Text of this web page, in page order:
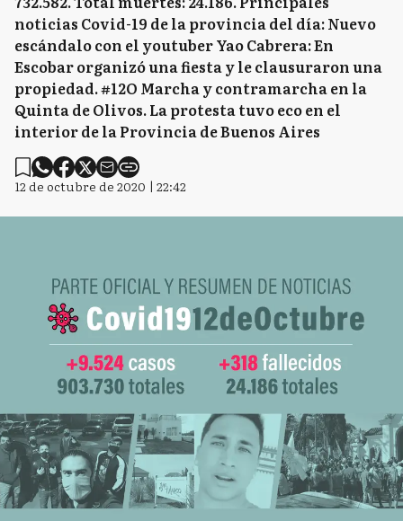
noticias Covid-19 de la provincia del día: Nuevo
escándalo con el youtuber Yao Cabrera: En
Escobar organizó una fiesta y le clausuraron una
propiedad. #12O Marcha y contramarcha en la
Quinta de Olivos. La protesta tuvo eco en el
interior de la Provincia de Buenos Aires
12 de octubre de 2020 | 22:42